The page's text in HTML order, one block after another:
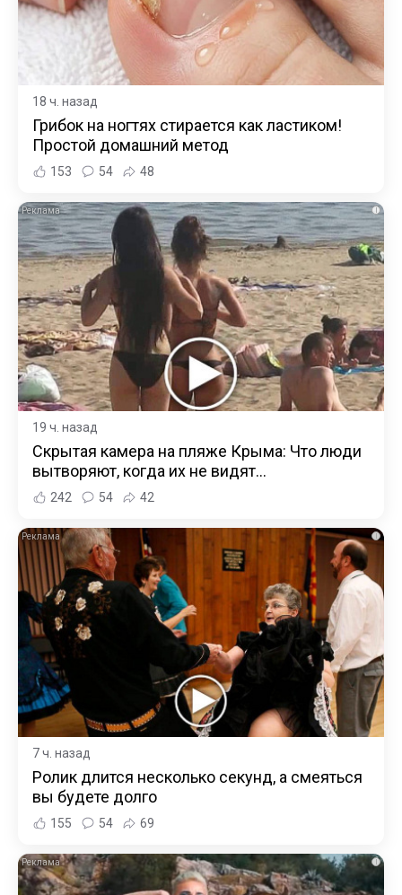
18 ч. назад
Грибок на ногтях стирается как ластиком!
Простой домашний метод
153 54 48
i
19 ч. назад
Скрытая камера на пляже Крыма: Что люди
вытворяют, когда их не видят...
242 54 42
i
7 ч. назад
Ролик длится несколько секунд, а смеяться
вы будете долго
155 54 69
i